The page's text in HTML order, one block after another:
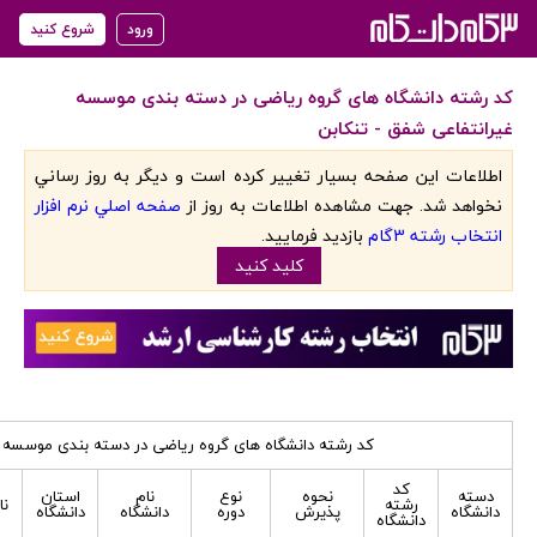
ورود شروع کنید
کد رشته دانشگاه های گروه ریاضی در دسته بندی موسسه
غیرانتفاعی شفق - تنکابن
اطلاعات اين صفحه بسيار تغيير کرده است و ديگر به روز رساني
نخواهد شد. جهت مشاهده اطلاعات به روز از صفحه اصلي نرم افزار
انتخاب رشته 3گام
بازديد فرماييد.
کليد کنيد
کد رشته دانشگاه های گروه ریاضی در دسته بندی موسسه
دسته
دانشگاه
کد
رشته
دانشگاه
نحوه
پذیرش
نوع
دوره
نام
دانشگاه
استان
دانشگاه